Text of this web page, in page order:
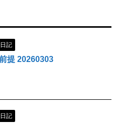
日記
提 20260303
日記